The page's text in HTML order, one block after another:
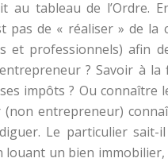
tableau de l’Ordre.
pas de « réaliser » de la
et professionnels) afin
? Savoir à la
impôts ? Ou connaître
entrepreneur)
Le particulier sait-
un bien immobilier,